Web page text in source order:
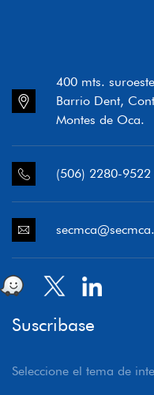
400 mts.
Barrio Dent,
Montes de Oca.
(506) 2280-9522
Suscribase
Seleccione el tema de